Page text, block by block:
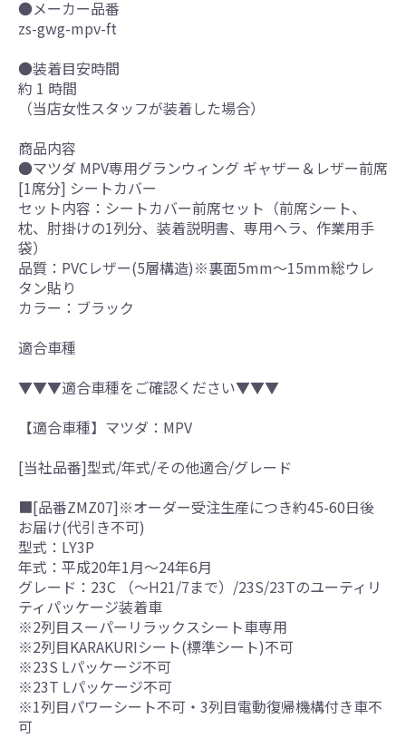
●メーカー品番
zs-gwg-mpv-ft
●装着目安時間
約 1 時間
（当店女性スタッフが装着した場合）
商品内容
●マツダ MPV専用グランウィング ギャザー＆レザー前席
[1席分] シートカバー
セット内容：シートカバー前席セット（前席シート、
枕、肘掛けの1列分、装着説明書、専用ヘラ、作業用手
袋）
品質：PVCレザー(5層構造)※裏面5mm～15mm総ウレ
タン貼り
カラー：ブラック
適合車種
▼▼▼適合車種をご確認ください▼▼▼
【適合車種】マツダ：MPV
[当社品番]型式/年式/その他適合/グレード
■[品番ZMZ07]※オーダー受注生産につき約45-60日後
お届け(代引き不可)
型式：LY3P
年式：平成20年1月～24年6月
グレード：23C （～H21/7まで）/23S/23Tのユーティリ
ティパッケージ装着車
※2列目スーパーリラックスシート車専用
※2列目KARAKURIシート(標準シート)不可
※23S Lパッケージ不可
※23T Lパッケージ不可
※1列目パワーシート不可・3列目電動復帰機構付き車不
可